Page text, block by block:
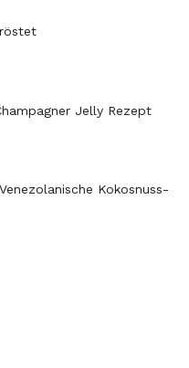
Jelly Rezept
Kokosnuss-